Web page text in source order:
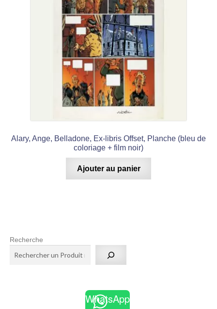
Alary, Ange, Belladone, Ex-libris Offset, Planche (bleu de
coloriage + film noir)
Ajouter au panier
Recherche
WhatsApp